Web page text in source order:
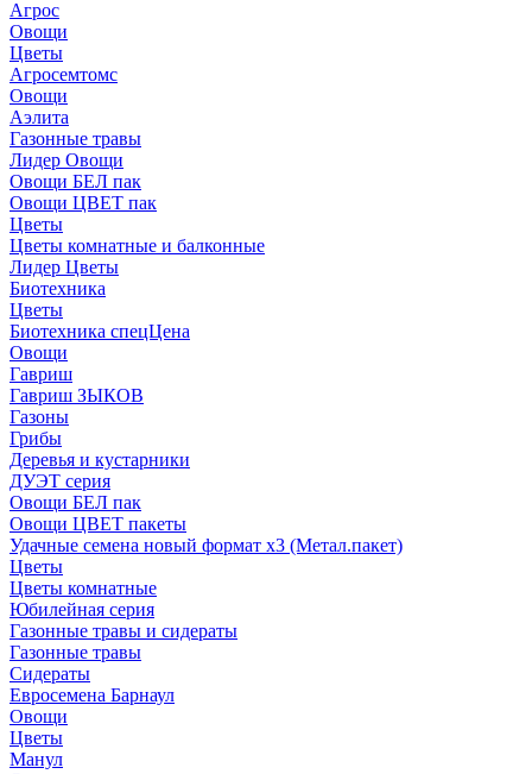
Агрос
Овощи
Цветы
Агросемтомс
Овощи
Аэлита
Газонные травы
Лидер Овощи
Овощи БЕЛ пак
Овощи ЦВЕТ пак
Цветы
Цветы комнатные и балконные
Лидер Цветы
Биотехника
Цветы
Биотехника спецЦена
Овощи
Гавриш
Гавриш ЗЫКОВ
Газоны
Грибы
Деревья и кустарники
ДУЭТ серия
Овощи БЕЛ пак
Овощи ЦВЕТ пакеты
Удачные семена новый формат х3 (Метал.пакет)
Цветы
Цветы комнатные
Юбилейная серия
Газонные травы и сидераты
Газонные травы
Сидераты
Евросемена Барнаул
Овощи
Цветы
Манул